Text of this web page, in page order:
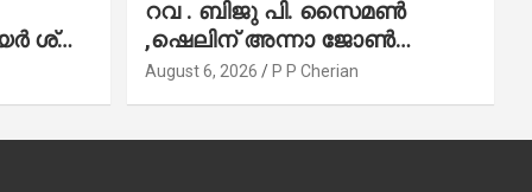
ശ്രീ.
റവ . ബിജു പി. സൈമൺ
,ഷെലിന് അന്നാ ജോൺ
വർഗീസ്,ഈപ്പൻ ഡാനിയൽ
August 6, 2026 P P Cherian